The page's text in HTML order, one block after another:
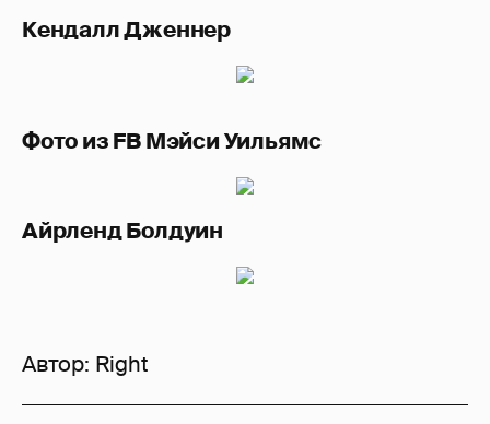
Кендалл Дженнер
Фото из FB Мэйси Уильямс
Айрленд Болдуин
Автор: Right